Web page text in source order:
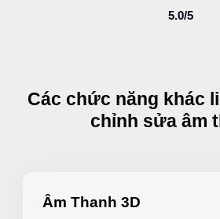
5.0/5
Các chức năng khác
chỉnh sửa âm
Âm Thanh 3D